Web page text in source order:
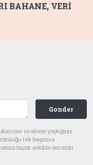
BAHANE, VERİ
Gonder
ve siteye yaptığınız
tek başınıza
hiçbir şekilde sorumlu